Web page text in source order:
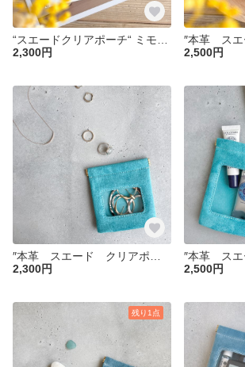
2,300円
2,500円
2,300円
2,500円
残り1点